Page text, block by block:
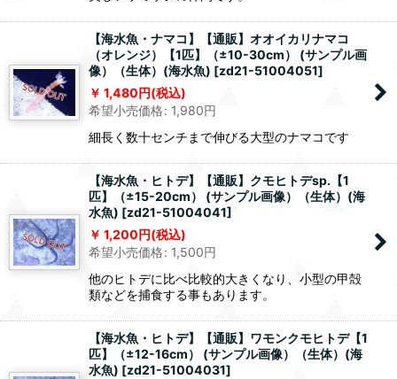
【海水魚・ナマコ】【通販】オオイカリナマコ
（オレンジ）【1匹】（±10-30cm） (サンプル画
像）（生体）(海水魚) [zd21-51004051]
1,480円(税込)
希望小売価格: 1,980円
細長く数十センチまで伸びる大型のナマコです
【海水魚・ヒトデ】【通販】クモヒトデsp.【1
匹】（±15-20cm） (サンプル画像）（生体）(海
水魚) [zd21-51004041]
1,200円(税込)
希望小売価格: 1,500円
他のヒトデに比べ比較的大きくなり、小型の甲殻
類などを捕食する事もあります。
【海水魚・ヒトデ】【通販】ワモンクモヒトデ【1
匹】（±12-16cm） (サンプル画像）（生体）(海
水魚) [zd21-51004031]